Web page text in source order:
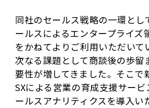
同社のセールス戦略の一環とし
ールスによるエンタープライズ
をかねてよりご利用いただいて
次なる課題として商談後の歩留
要性が増してきました。そこで
SXによる営業の育成支援サービ
ールスアナリティクスを導入い